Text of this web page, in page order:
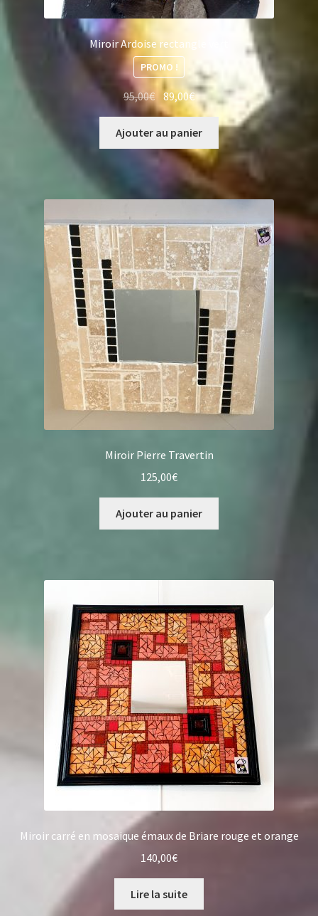
Miroir Ardoise rectangle vert
PROMO !
95,00€ Le
prix
initial
était :
95,00€.
89,00€Le
prix
actuel
est :
89,00€.
Ajouter au panier
Miroir Pierre Travertin
125,00€
Ajouter au panier
Miroir carré en mosaique émaux de Briare rouge et orange
140,00€
Lire la suite